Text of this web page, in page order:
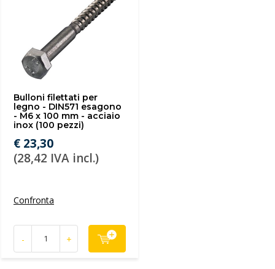
Bulloni filettati per
legno - DIN571 esagono
- M6 x 100 mm - acciaio
inox (100 pezzi)
€ 23,30
(28,42 IVA incl.)
Confronta
- +